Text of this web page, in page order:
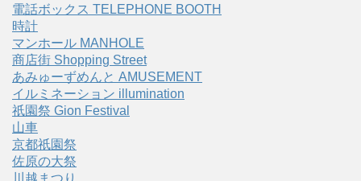
電話ボックス TELEPHONE BOOTH
時計
マンホール MANHOLE
商店街 Shopping Street
あみゅーずめんと AMUSEMENT
イルミネーション illumination
祇園祭 Gion Festival
山車
京都祇園祭
佐原の大祭
川越まつり